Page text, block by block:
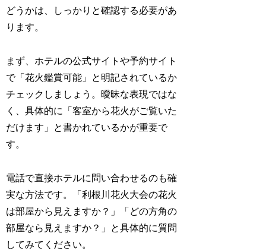
どうかは、しっかりと確認する必要があ
ります。
まず、ホテルの公式サイトや予約サイト
で「花火鑑賞可能」と明記されているか
チェックしましょう。曖昧な表現ではな
く、具体的に「客室から花火がご覧いた
だけます」と書かれているかが重要で
す。
電話で直接ホテルに問い合わせるのも確
実な方法です。「利根川花火大会の花火
は部屋から見えますか？」「どの方角の
部屋なら見えますか？」と具体的に質問
してみてください。